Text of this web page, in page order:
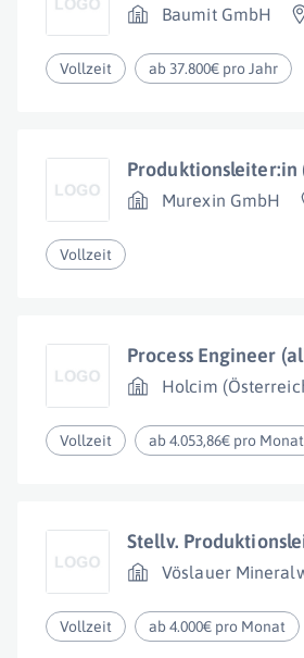
Baumit GmbH
Vollzeit ab 37.800€ pro Jahr
Murexin GmbH
Vollzeit
Process Engineer
Holcim
Vollzeit ab 4.053,86€ pro Monat
Stellv.
Vöslauer
Vollzeit ab 4.000€ pro Monat